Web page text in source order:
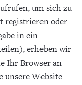
um sich zu
registrieren oder
in ein
erheben wir
Ihr Browser an
unsere Website